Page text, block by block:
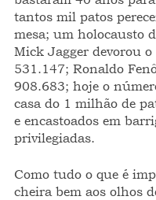
tantos mil patos
mesa; um holocausto
Mick Jagger devorou o
531.147; Ronaldo
908.683; hoje o
casa do 1 milhão de
e encastoados em
privilegiadas.
Como tudo o que é
cheira bem aos olhos